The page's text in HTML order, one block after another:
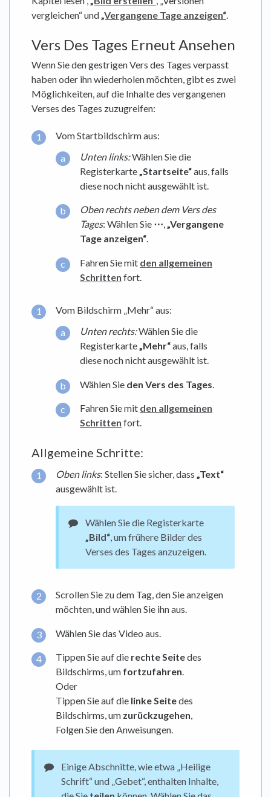
vergleichen“ und„Vergangene Tage anzeigen“.
Vers Des Tages Erneut Ansehen
Wenn Sie den gestrigen Vers des Tages verpasst
haben oder ihn wiederholen möchten, gibt es zwei
Möglichkeiten, auf die Inhalte des vergangenen
Verses des Tages zuzugreifen:
Vom Startbildschirm aus:
Unten links:Wählen Sie die
Registerkarte „Startseite“aus, falls
diese noch nicht ausgewählt ist.
Oben rechts neben dem Vers des
Tages: Wählen Sie ⋯,„Vergangene
Tage anzeigen“.
Fahren Sie mit den allgemeinen
Schritten fort.
Vom Bildschirm „Mehr“ aus:
Unten rechts:Wählen Sie die
Registerkarte„Mehr“aus, falls
diese noch nicht ausgewählt ist.
Wählen Sie den Vers des Tages
Fahren Sie mit den allgemeinen
Schritten fort.
Allgemeine Schritte:
Oben links: Stellen Sie sicher, dass „Text“
ausgewählt ist.
Wählen Sie die Registerkarte
„Bild“ , um frühere Bilder des
Verses des Tages anzuzeigen.
Scrollen Sie zu dem Tag, den Sie anzeigen
möchten, und wählen Sie ihn aus.
Wählen Sie das Video aus.
Tippen Sie auf die rechte Seitedes
Bildschirms, um fortzufahren.
Oder
Tippen Sie auf die linke Seitedes
Bildschirms, um zurückzugehen,
Folgen Sie den Anweisungen.
Einige Abschnitte, wie etwa „Heilige
Schrift“ und „Gebet“, enthalten Inhalte,